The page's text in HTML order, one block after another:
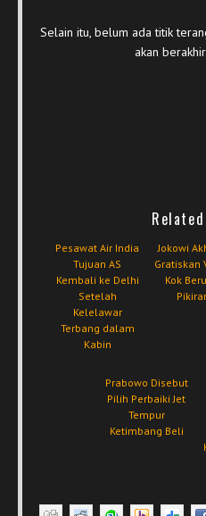
Selain itu, belum ada titik
akan
Pesawat Air India
Tujuan AS
Kembali ke Delhi
Setelah
Kelelawar
Terbang dalam
Kabin
Jokowi
Gratiskan
Kok
Prabowo Disebut
Pilih Perbaiki Jet
Tempur
Ketimbang Beli